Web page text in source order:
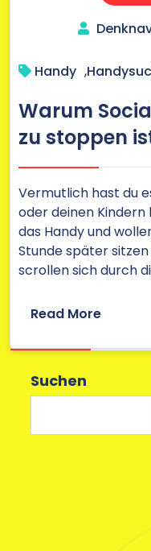
Handy ,
Warum
zu stoppen
Vermutlich hast du
oder deinen
das Handy und
Stunde später
scrollen sich durch
Read More
Suchen